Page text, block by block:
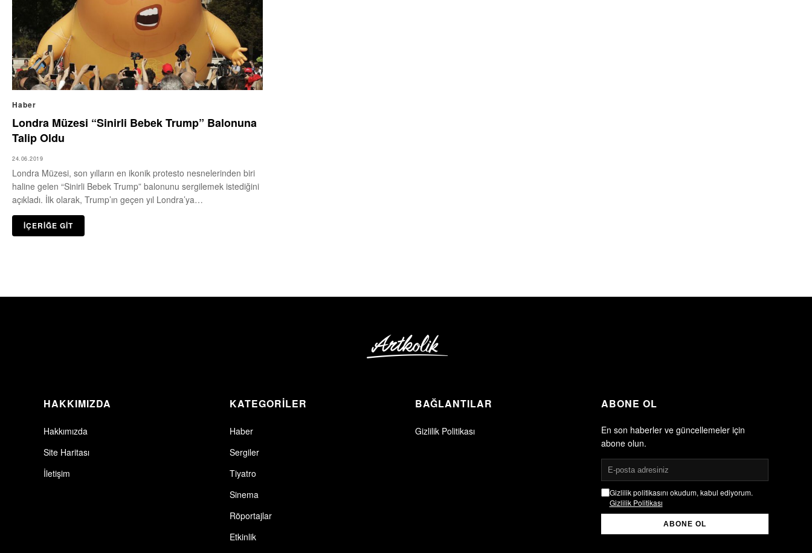
Haber
Londra Müzesi “Sinirli Bebek Trump” Balonuna
Talip Oldu
24.06.2019
Londra Müzesi, son yılların en ikonik protesto nesnelerinden biri
haline gelen “Sinirli Bebek Trump” balonunu sergilemek istediğini
açıkladı. İlk olarak, Trump’ın geçen yıl Londra’ya…
İÇERİĞE GİT
HAKKIMIZDA
Hakkımızda
Site Haritası
İletişim
KATEGORİLER
Haber
Sergiler
Tiyatro
Sinema
Röportajlar
Etkinlik
BAĞLANTILAR
Gizlilik Politikası
ABONE OL
En son haberler ve güncellemeler için
abone olun.
Gizlilik politikasını okudum, kabul ediyorum.
Gizlilik Politikası
ABONE OL